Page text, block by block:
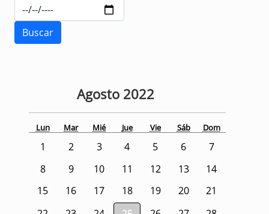
Agosto 2022
Lun Mar Mié Jue Vie Sáb Dom
1 2 3 4 5 6
7
8
9 10 11 12 13
14
15
16 17 18 19 20
21